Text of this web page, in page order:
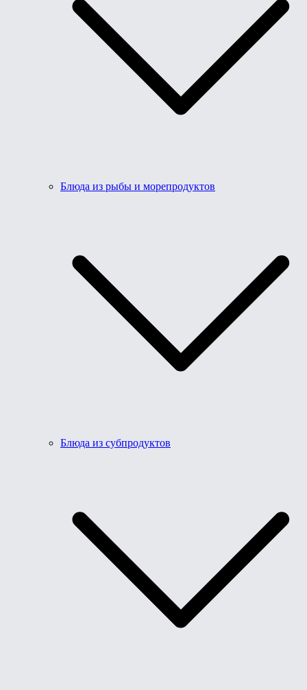
Блюда из рыбы и морепродуктов
Блюда из субпродуктов